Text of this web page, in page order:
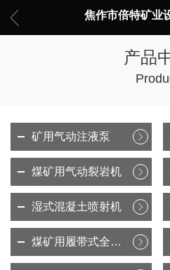
焦作市倍特矿业
产品
矿用气动注液泵
煤矿用气动裂岩机
湿式混凝土喷射机
煤矿用履带式全液压坑道钻机